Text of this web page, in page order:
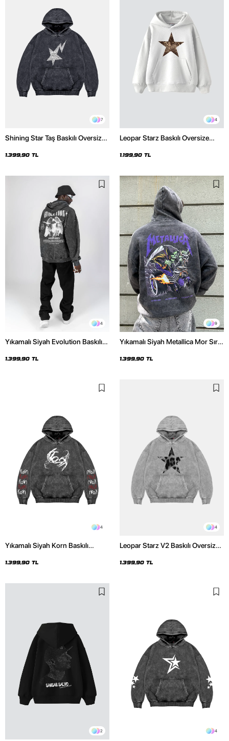
7
Shining Star Taş Baskılı Oversize
Hoodie
1.399,90 TL
4
Leopar Starz Baskılı Oversize
1.199,90 TL
4
Yıkamalı Siyah Evolution Baskılı
Hoodie
1.399,90 TL
9
Yıkamalı Siyah Metallica Mor Sırt
Hoodie
1.399,90 TL
4
Yıkamalı Siyah Korn Baskılı
1.399,90 TL
4
Leopar Starz V2 Baskılı Oversize
Hoodie
1.399,90 TL
2 4